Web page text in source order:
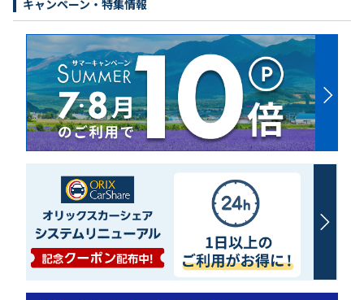
キャンペーン・特集情報